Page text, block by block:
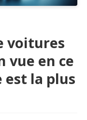
voitures
vue en ce
la plus